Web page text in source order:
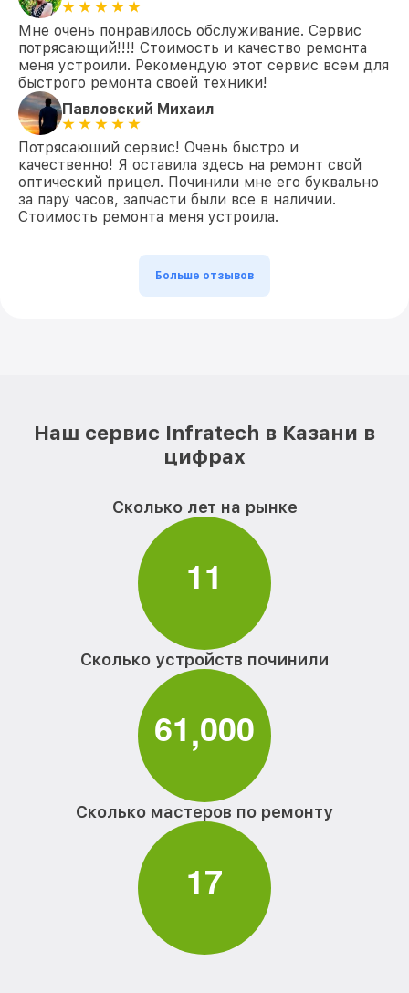
Мне очень понравилось обслуживание. Сервис
потрясающий!!!! Стоимость и качество ремонта
меня устроили. Рекомендую этот сервис всем для
быстрого ремонта своей техники!
Павловский Михаил
Потрясающий сервис! Очень быстро и
качественно! Я оставила здесь на ремонт свой
оптический прицел. Починили мне его буквально
за пару часов, запчасти были все в наличии.
Стоимость ремонта меня устроила.
Больше отзывов
Наш сервис Infratech в Казани в
цифрах
Сколько лет на рынке
11
Сколько устройств починили
61,000
Сколько мастеров по ремонту
17